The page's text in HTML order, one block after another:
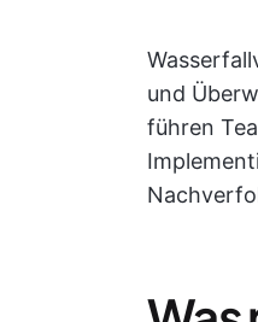
und
führen